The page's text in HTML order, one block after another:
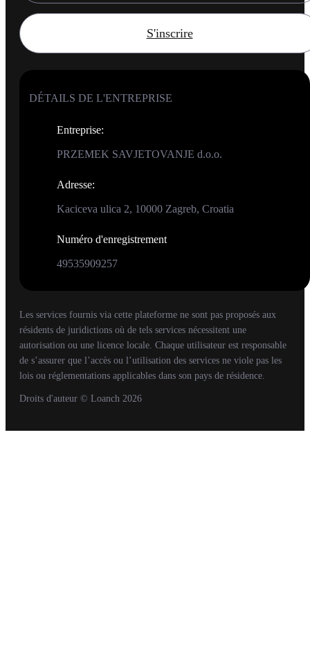
S'inscrire
DÉTAILS DE L'ENTREPRISE
Entreprise:
PRZEMEK SAVJETOVANJE d.o.o.
Adresse:
Kaciceva ulica 2, 10000 Zagreb, Croatia
Numéro d'enregistrement
49535909257
Les services fournis via cette plateforme ne sont pas proposés aux
résidents de juridictions où de tels services nécessitent une
autorisation ou une licence locale. Chaque utilisateur est responsable
de s’assurer que l’accès ou l’utilisation des services ne viole pas les
lois ou réglementations applicables dans son pays de résidence.
Droits d'auteur © Loanch 2026